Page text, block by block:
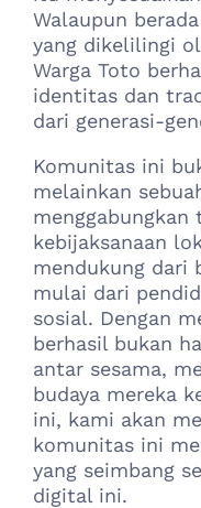
Walaupun
yang dikelilingi
Warga Toto
identitas dan
dari generasi-
Komunitas ini
melainkan
menggabungkan
kebijaksanaan
mendukung dari
mulai dari
sosial. Dengan
berhasil bukan
antar sesama,
budaya mereka
ini, kami akan
komunitas ini
yang seimbang
digital ini.